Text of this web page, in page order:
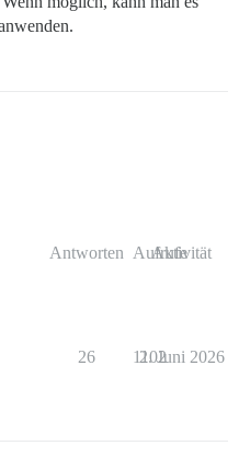
Antworten Aufrufe
Aktivität
26 1102
2. Juni 2026